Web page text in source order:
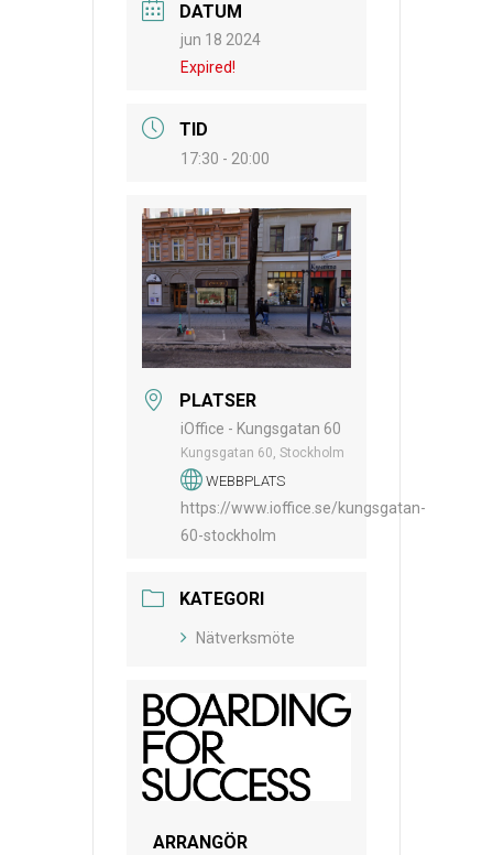
DATUM
jun 18 2024
Expired!
TID
17:30 - 20:00
PLATSER
iOffice - Kungsgatan 60
Kungsgatan 60, Stockholm
WEBBPLATS
https://www.ioffice.se/kungsgatan-
60-stockholm
KATEGORI
Nätverksmöte
ARRANGÖR